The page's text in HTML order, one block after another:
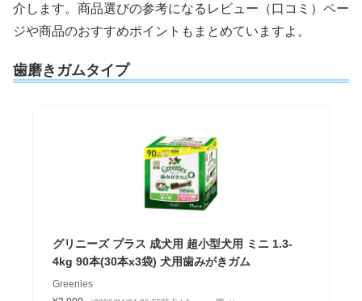
介します。商品選びの参考になるレビュー（口コミ）ペー
ジや商品のおすすめポイントもまとめていますよ。
歯磨きガムタイプ
グリニーズ プラス 成犬用 超小型犬用 ミニ 1.3-
4kg 90本(30本x3袋) 犬用歯みがきガム
Greenies